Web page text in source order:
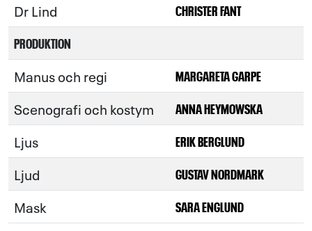
Dr Lind
CHRISTER FANT
PRODUKTION
Manus och regi MARGARETA GARPE
Scenografi och kostym ANNA HEYMOWSKA
Ljus ERIK BERGLUND
Ljud GUSTAV NORDMARK
Mask SARA ENGLUND